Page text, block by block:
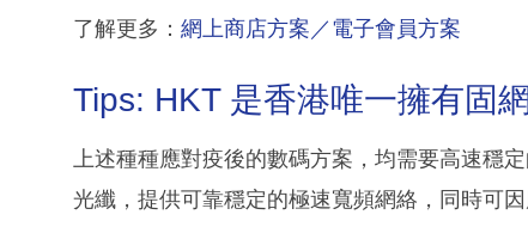
了解更多： 網上商店方案／電子會員方案
Tips: HKT 是香港唯一擁有固
上述種種應對疫後的數碼方案，均需要高速穩
光纖，提供可靠穩定的極速寬頻網絡，同時可